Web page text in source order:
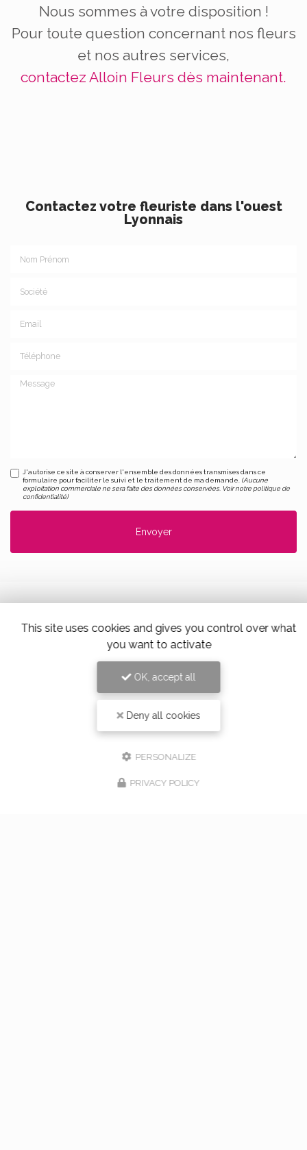
Nous sommes à votre disposition !
Pour toute question concernant nos fleurs
et nos autres services,
contactez Alloin Fleurs dès maintenant.
Contactez votre fleuriste dans l'ouest
Lyonnais
Message
J'autorise ce site à conserver l'ensemble des données transmises dans ce
formulaire pour faciliter le suivi et le traitement de ma demande. (Aucune
exploitation commerciale ne sera faite des données conservées. Voir notre politique de
confidentialité)
Alloin Fleurs, Vaugneray
17 Place du Marché, 69670 Vaugneray
Tel. 04 78 45 85 02
This site uses cookies and gives you control over what
you want to activate
OK, accept all
Deny all cookies
PERSONALIZE
PRIVACY POLICY